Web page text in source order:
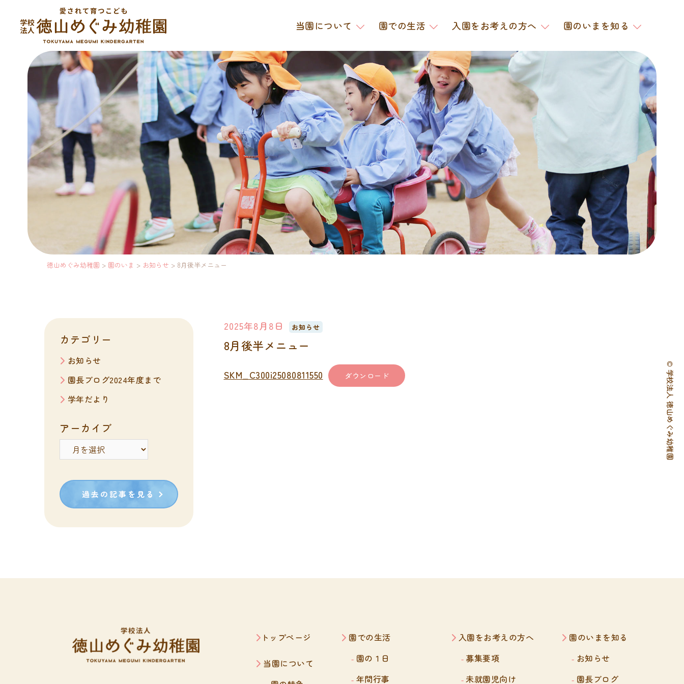
当園について 園での生活 入園をお考えの方へ 園のいまを知る
徳山めぐみ幼稚園 > 園のいま > お知らせ > 8月後半メニュー
© 学校法人 徳山めぐみ幼稚園
2025年8月8日 お知らせ
8月後半メニュー
SKM_C300i25080811550 ダウンロード
カテゴリー
お知らせ
園長ブログ2024年度まで
学年だより
アーカイブ
ア
イ
ブ
過去の記事を見る
トップページ
当園について
園での生活
園の１日
年間行事
入園をお考えの方へ
募集要項
未就園児向け
園のいまを知る
お知らせ
園長ブログ